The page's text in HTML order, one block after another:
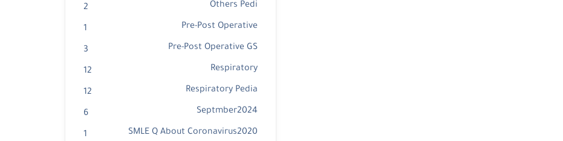
Others Pedi
2
Pre-Post Operative
1
Pre-Post Operative GS
3
Respiratory
12
Respiratory Pedia
12
Septmber2024
6
SMLE Q About Coronavirus2020
1